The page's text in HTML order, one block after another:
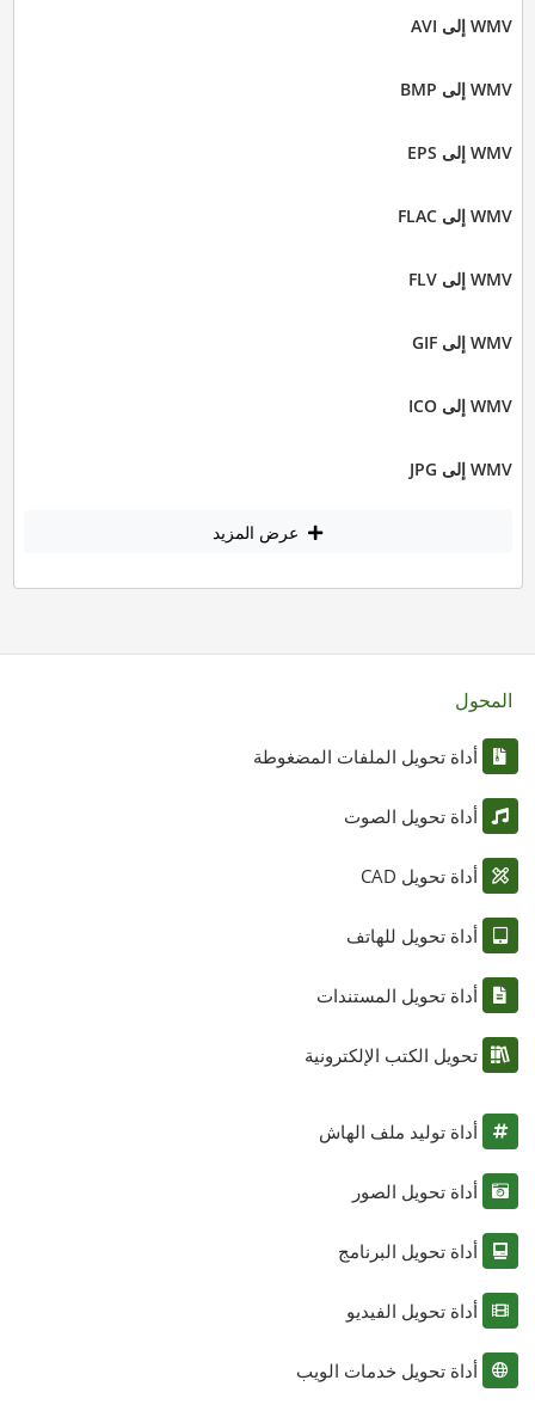
WMV إلى AVI
WMV إلى BMP
WMV إلى EPS
WMV إلى FLAC
WMV إلى FLV
WMV إلى GIF
WMV إلى ICO
WMV إلى JPG
عرض المزيد
المحول
أداة تحويل الملفات المضغوطة
أداة تحويل الصوت
أداة تحويل CAD
أداة تحويل للهاتف
أداة تحويل المستندات
تحويل الكتب الإلكترونية
أداة توليد ملف الهاش
أداة تحويل الصور
أداة تحويل البرنامج
أداة تحويل الفيديو
أداة تحويل خدمات الويب